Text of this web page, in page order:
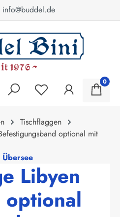
info@buddel.de
0
Tischflaggen
optional mit
Übersee
Libyen
optional